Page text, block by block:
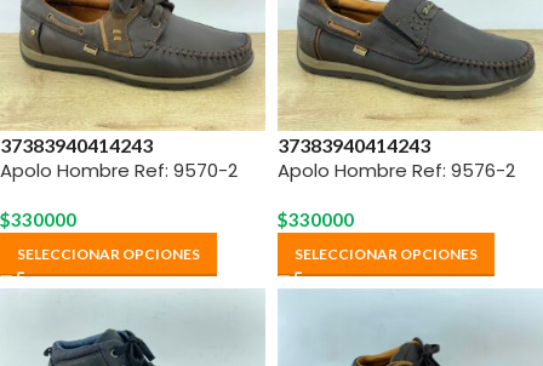
37383940414243
Apolo Hombre Ref: 9570-2
$330000
SELECCIONAR OPCIONES
37383940414243
Apolo Hombre Ref: 9576-2
$330000
SELECCIONAR OPCIONES